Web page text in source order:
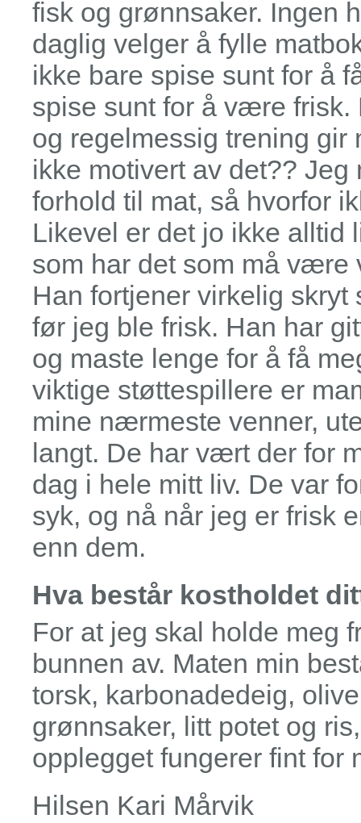
fisk og grønnsaker. Ingen
daglig velger å fylle
ikke bare spise sunt for å
spise sunt for å være frisk.
og regelmessig trening gir
ikke motivert av det??
forhold til mat, så hvorfor
Likevel er det jo ikke alltid
som har det som må være
Han fortjener virkelig
før jeg ble frisk. Han har
og maste lenge for å få
viktige støttespillere er
mine nærmeste venner,
langt. De har vært der for
dag i hele mitt liv. De var
syk, og nå når jeg er frisk
enn dem.
Hva består kostholdet
For at jeg skal holde meg
bunnen av. Maten min
torsk, karbonadedeig,
grønnsaker, litt potet og
opplegget fungerer fint for
Hilsen Kari Mårvik